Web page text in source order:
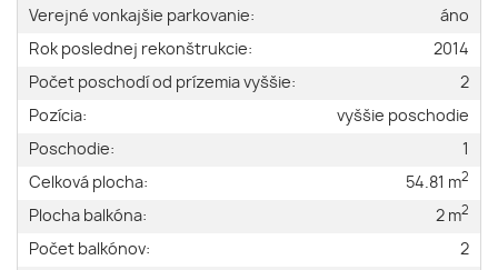
Verejné vonkajšie parkovanie:
áno
Rok poslednej rekonštrukcie:
2014
Počet poschodí od prízemia vyššie:
2
Pozícia:
vyššie poschodie
Poschodie:
1
Celková plocha:
54.81 m2
Plocha balkóna: 2 m2
Počet balkónov:
2